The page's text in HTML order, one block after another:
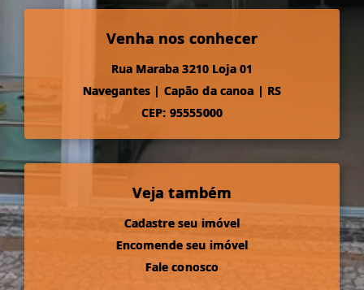
Venha nos conhecer
Rua Maraba 3210 Loja 01
Navegantes | Capão da canoa | RS
CEP: 95555000
Veja também
Cadastre seu imóvel
Encomende seu imóvel
Fale conosco